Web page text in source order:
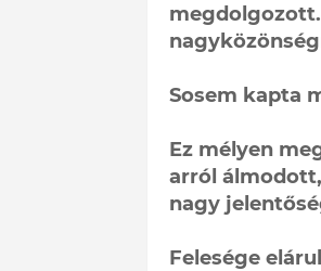
Sosem kapta
Ez mélyen
arról
nagy
Felesége